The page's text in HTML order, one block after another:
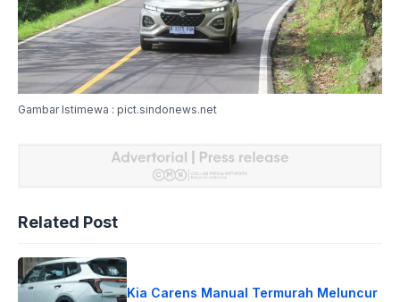
Gambar Istimewa : pict.sindonews.net
Related Post
Kia Carens Manual Termurah Meluncur